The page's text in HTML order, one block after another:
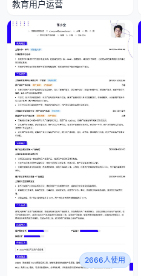
教育用户运营
2666人使用